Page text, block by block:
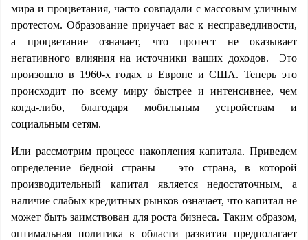
мира и процветания, часто совпадали с массовым уличным
протестом. Образование приучает вас к несправедливости,
а процветание означает, что протест не оказывает
негативного влияния на источники ваших доходов. Это
произошло в 1960-х годах в Европе и США. Теперь это
происходит по всему миру быстрее и интенсивнее, чем
когда-либо, благодаря мобильным устройствам и
социальным сетям.
Или рассмотрим процесс накопления капитала. Приведем
определение бедной страны – это страна, в которой
производительный капитал является недостаточным, а
наличие слабых кредитных рынков означает, что капитал не
может быть заимствован для роста бизнеса. Таким образом,
оптимальная политика в области развития предполагает